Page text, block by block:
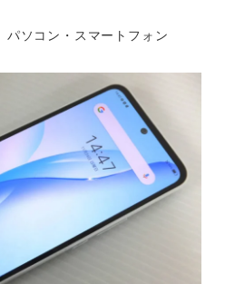
ゴリー
パソコン・スマートフォン